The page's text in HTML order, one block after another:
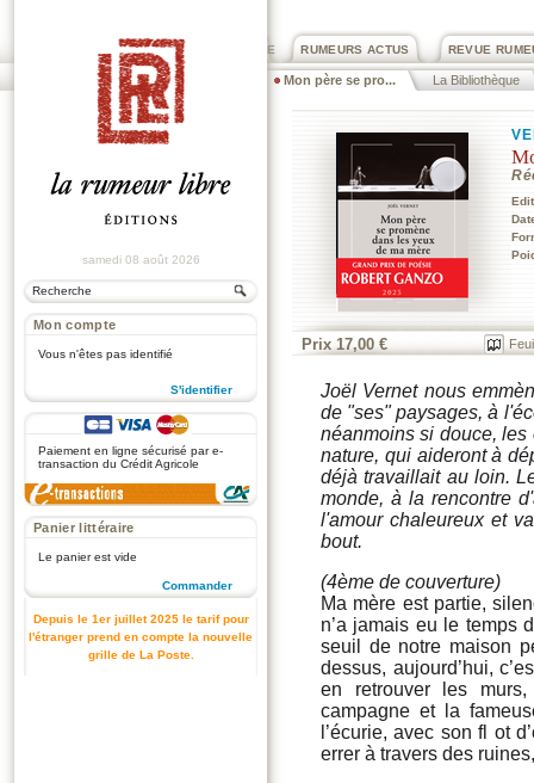
REVUE
RUMEURS ACTUS
PRIX ROGER DEXTRE
Mon père se pro... La Bibliothèque
samedi 08 août 2026
Mon compte
Vous n'êtes pas identifié
S'identifier
Paiement en ligne sécurisé par e-
transaction du Crédit Agricole
Panier littéraire
Le panier est vide
Commander
Depuis le 1er juillet 2025 le tarif pour
l'étranger prend en compte la nouvelle
grille de La Poste.
Prix 17,00 €
Joël Vernet nous
de "ses" paysages, à
néanmoins si douce,
nature, qui aideront à
déjà travaillait au loin.
monde, à la rencontre
l'amour chaleureux et
bout.
(4ème de couverture)
Ma mère est partie,
n’a jamais eu le temps
seuil de notre maison
dessus, aujourd’hui,
en retrouver les
campagne et la
l’écurie, avec son fl ot
errer à travers des